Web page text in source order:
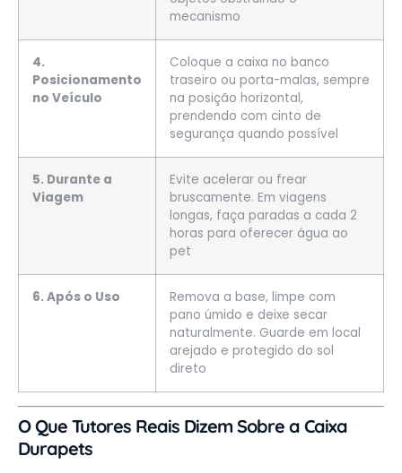
mecanismo
4.
Posicionamento
no Veículo
Coloque a caixa no banco
traseiro ou porta-malas, sempre
na posição horizontal,
prendendo com cinto de
segurança quando possível
5. Durante a
Viagem
Evite acelerar ou frear
bruscamente. Em viagens
longas, faça paradas a cada 2
horas para oferecer água ao
pet
6. Após o Uso
Remova a base, limpe com
pano úmido e deixe secar
naturalmente. Guarde em local
arejado e protegido do sol
direto
O Que Tutores Reais Dizem Sobre a Caixa
Durapets